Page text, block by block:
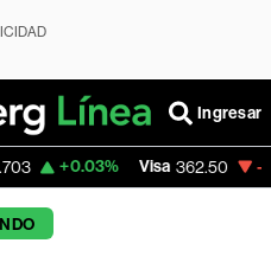
Ingresar
Visa 362.50 -2.15%